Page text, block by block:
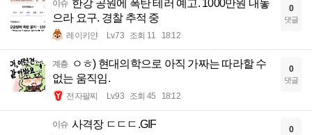
이슈 한강 공원에 폭탄 테러 예고. 1000만원 내놓
으라 요구. 경찰 추적 중
레이키얀 Lv.73 조회 11 18:12
0
댓글
계층
ㅇㅎ) 현대의학으로 아직 가짜는 따라할 수
없는 움직임.
전자팔찌 Lv.93 조회 45 18:12
0
댓글
이슈 사격장 ㄷㄷㄷ.GIF 0